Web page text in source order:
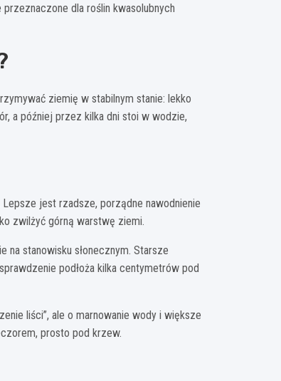
dla roślin kwasolubnych
ziemię w stabilnym stanie: lekko
a później przez kilka dni stoi w wodzie,
jest rzadsze, porządne nawodnienie
zwilżyć górną warstwę ziemi.
na stanowisku słonecznym. Starsze
podłoża kilka centymetrów pod
liści”, ale o marnowanie wody i większe
prosto pod krzew.